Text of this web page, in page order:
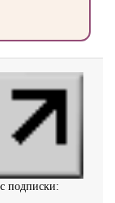
подписки: